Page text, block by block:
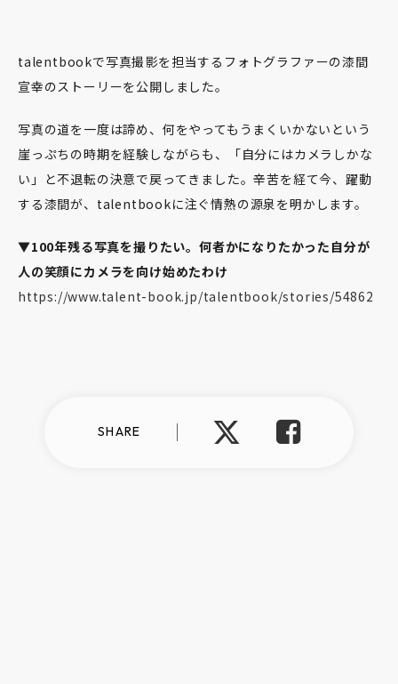
SHARE
talentbookで写真撮影を担当するフォトグラファーの漆間
宣幸のストーリーを公開しました。
写真の道を一度は諦め、何をやってもうまくいかないという
崖っぷちの時期を経験しながらも、「自分にはカメラしかな
い」と不退転の決意で戻ってきました。辛苦を経て今、躍動
する漆間が、talentbookに注ぐ情熱の源泉を明かします。
▼100年残る写真を撮りたい。何者かになりたかった自分が
人の笑顔にカメラを向け始めたわけ
https://www.talent-book.jp/talentbook/stories/54862